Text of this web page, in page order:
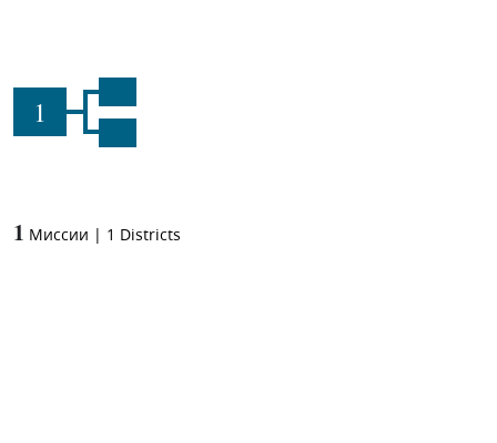
1
1 Миссии | 1 Districts